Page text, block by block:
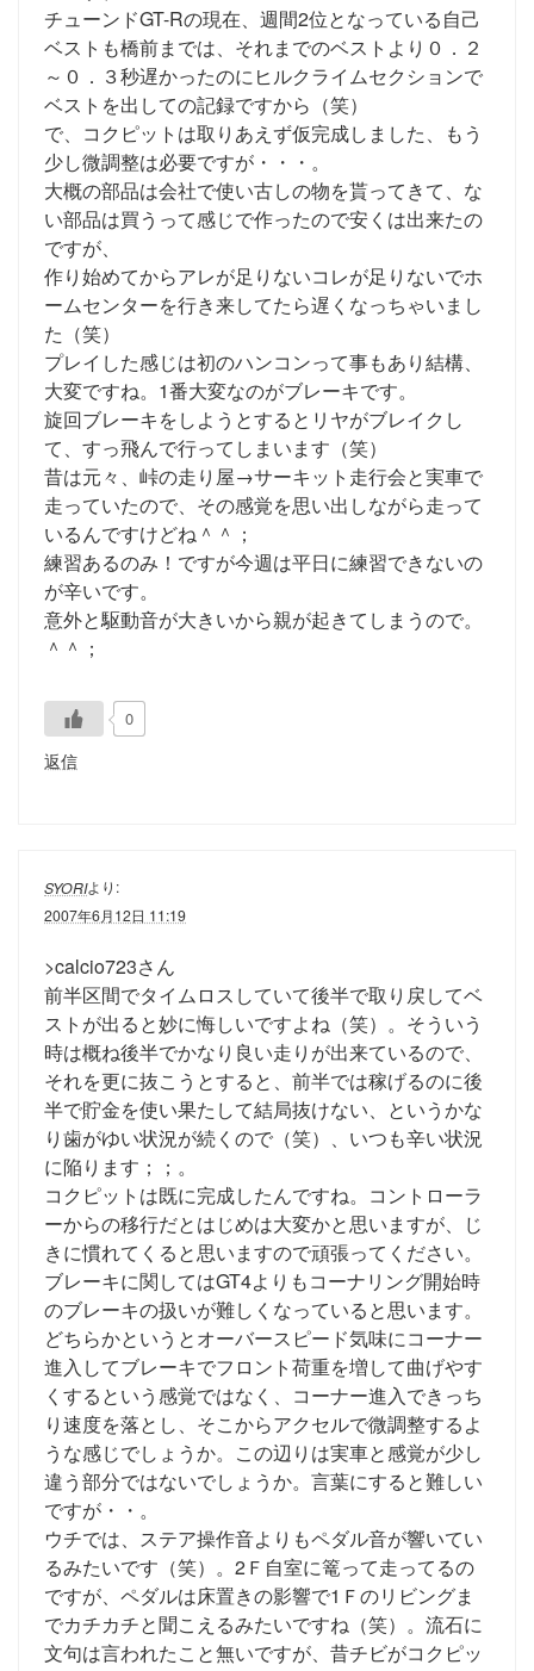
チューンドGT-Rの現在、週間2位となっている自己
ベストも橋前までは、それまでのベストより０．２
～０．３秒遅かったのにヒルクライムセクションで
ベストを出しての記録ですから（笑）
で、コクピットは取りあえず仮完成しました、もう
少し微調整は必要ですが・・・。
大概の部品は会社で使い古しの物を貰ってきて、な
い部品は買うって感じで作ったので安くは出来たの
ですが、
作り始めてからアレが足りないコレが足りないでホ
ームセンターを行き来してたら遅くなっちゃいまし
た（笑）
プレイした感じは初のハンコンって事もあり結構、
大変ですね。1番大変なのがブレーキです。
旋回ブレーキをしようとするとリヤがブレイクし
て、すっ飛んで行ってしまいます（笑）
昔は元々、峠の走り屋→サーキット走行会と実車で
走っていたので、その感覚を思い出しながら走って
いるんですけどね＾＾；
練習あるのみ！ですが今週は平日に練習できないの
が辛いです。
意外と駆動音が大きいから親が起きてしまうので。
＾＾；
0
返信
SYORIより:
2007年6月12日 11:19
>calcio723さん
前半区間でタイムロスしていて後半で取り戻してベ
ストが出ると妙に悔しいですよね（笑）。そういう
時は概ね後半でかなり良い走りが出来ているので、
それを更に抜こうとすると、前半では稼げるのに後
半で貯金を使い果たして結局抜けない、というかな
り歯がゆい状況が続くので（笑）、いつも辛い状況
に陥ります；；。
コクピットは既に完成したんですね。コントローラ
ーからの移行だとはじめは大変かと思いますが、じ
きに慣れてくると思いますので頑張ってください。
ブレーキに関してはGT4よりもコーナリング開始時
のブレーキの扱いが難しくなっていると思います。
どちらかというとオーバースピード気味にコーナー
進入してブレーキでフロント荷重を増して曲げやす
くするという感覚ではなく、コーナー進入できっち
り速度を落とし、そこからアクセルで微調整するよ
うな感じでしょうか。この辺りは実車と感覚が少し
違う部分ではないでしょうか。言葉にすると難しい
ですが・・。
ウチでは、ステア操作音よりもペダル音が響いてい
るみたいです（笑）。2Ｆ自室に篭って走ってるの
ですが、ペダルは床置きの影響で1Ｆのリビングま
でカチカチと聞こえるみたいですね（笑）。流石に
文句は言われたこと無いですが、昔チビがコクピッ